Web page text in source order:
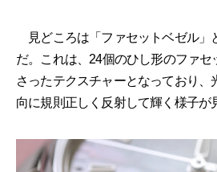
見どころは「ファセットベゼル」
だ。これは、24個のひし形のファセ
さったテクスチャーとなっており、
向に規則正しく反射して輝く様子が